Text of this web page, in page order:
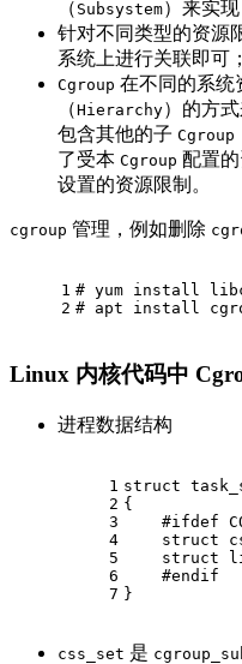
（ Subsystem）来实现
针对不同类型的资源
系统上进行关联即可；
Cgroup 在不同的系统
（Hierarchy）的方
包含其他的子 Cgroup
了受本 Cgroup 配置
设置的资源限制。
cgroup 管理，例如删除
1
2
# yum install
# apt install
Linux 内核代码中
进程数据结构
1
2
3
4
5
6
7
struct
{
#ifdef
struct
struct
#endif
}
css_set 是